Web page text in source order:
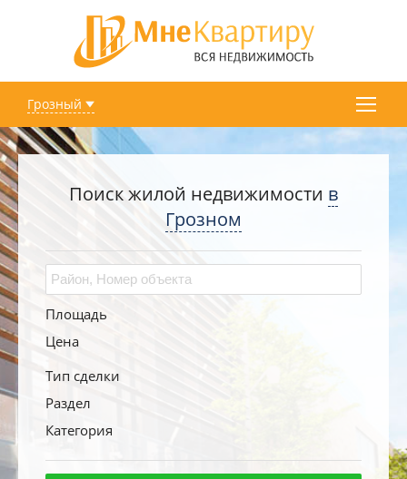
Грозный
Поиск жилой недвижимости в
Грозном
Площадь
Цена
Тип сделки
Раздел
Категория